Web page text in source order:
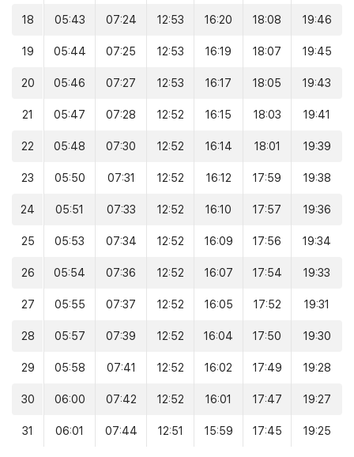
18 05:43 07:24 12:53 16:20 18:08 19:46
19 05:44 07:25 12:53 16:19 18:07 19:45
20 05:46 07:27 12:53 16:17 18:05 19:43
21 05:47 07:28 12:52 16:15 18:03 19:41
22 05:48 07:30 12:52 16:14 18:01 19:39
23 05:50 07:31 12:52 16:12 17:59 19:38
24 05:51 07:33 12:52 16:10 17:57 19:36
25 05:53 07:34 12:52 16:09 17:56 19:34
26 05:54 07:36 12:52 16:07 17:54 19:33
27 05:55 07:37 12:52 16:05 17:52 19:31
28 05:57 07:39 12:52 16:04 17:50 19:30
29 05:58 07:41 12:52 16:02 17:49 19:28
30 06:00 07:42 12:52 16:01 17:47 19:27
31 06:01 07:44 12:51 15:59 17:45 19:25